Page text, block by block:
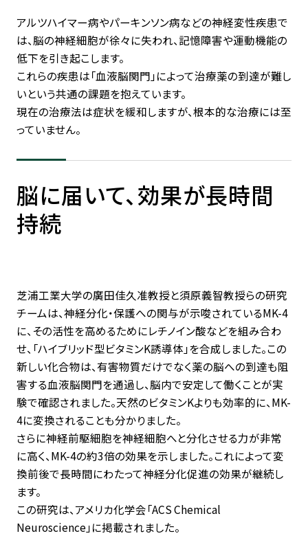
アルツハイマー病やパーキンソン病などの神経変性疾患で
は、脳の神経細胞が徐々に失われ、記憶障害や運動機能の
低下を引き起こします。
これらの疾患は「血液脳関門」によって治療薬の到達が難し
いという共通の課題を抱えています。
現在の治療法は症状を緩和しますが、根本的な治療には至
っていません。
脳に届いて、効果が長時間
持続
芝浦工業大学の廣田佳久准教授と須原義智教授らの研究
チームは、神経分化・保護への関与が示唆されているMK-4
に、その活性を高めるためにレチノイン酸などを組み合わ
せ、「ハイブリッド型ビタミンK誘導体」を合成しました。この
新しい化合物は、有害物質だけでなく薬の脳への到達も阻
害する血液脳関門を通過し、脳内で安定して働くことが実
験で確認されました。天然のビタミンKよりも効率的に、MK-
4に変換されることも分かりました。
さらに神経前駆細胞を神経細胞へと分化させる力が非常
に高く、MK-4の約3倍の効果を示しました。これによって変
換前後で長時間にわたって神経分化促進の効果が継続し
ます。
この研究は、アメリカ化学会「ACS Chemical
Neuroscience」に掲載されました。